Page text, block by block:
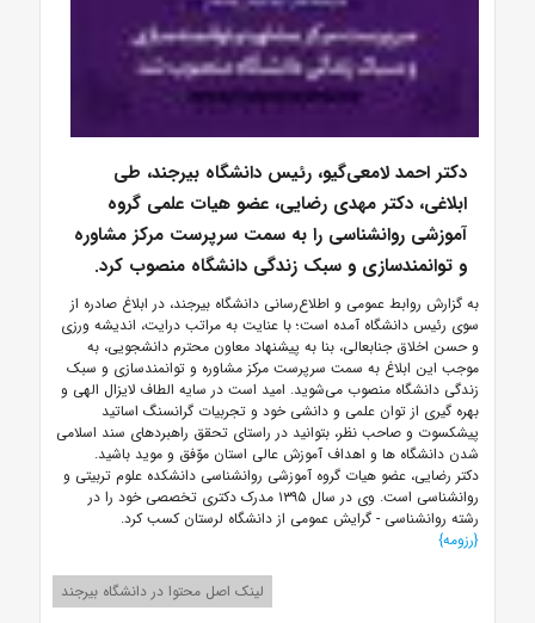
دکتر احمد لامعی‌گیو، رئیس دانشگاه بیرجند، طی
ابلاغی، دکتر مهدی رضایی، عضو هیات علمی گروه
آموزشی روانشناسی را به سمت سرپرست مرکز مشاوره
و توانمندسازی و سبک زندگی دانشگاه منصوب کرد.
به گزارش روابط عمومی و اطلاع‌رسانی دانشگاه بیرجند، در ابلاغ صادره از
سوی رئیس دانشگاه آمده است؛ با عنایت به مراتب درایت، اندیشه ورزی
و حسن اخلاق جنابعالی، بنا به پیشنهاد معاون محترم دانشجویی، به
موجب این ابلاغ به سمت سرپرست مرکز مشاوره و توانمندسازی و سبک
زندگی دانشگاه منصوب می‌شوید. امید است در سایه الطاف لایزال الهی و
بهره گیری از توان علمی و دانشی خود و تجربیات گرانسنگ اساتید
پیشکسوت و صاحب نظر، بتوانید در راستای تحقق راهبردهای سند اسلامی
شدن دانشگاه ها و اهداف آموزش عالی استان موّفق و موید باشید.
دکتر رضایی، عضو هیات گروه آموزشی روانشناسی دانشکده علوم تربیتی و
روانشناسی است. وی در سال ۱۳۹۵ مدرک دکتری تخصصی خود را در
رشته روانشناسی - گرایش عمومی از دانشگاه لرستان کسب کرد.
{رزومه}
لینک اصل محتوا در دانشگاه بیرجند